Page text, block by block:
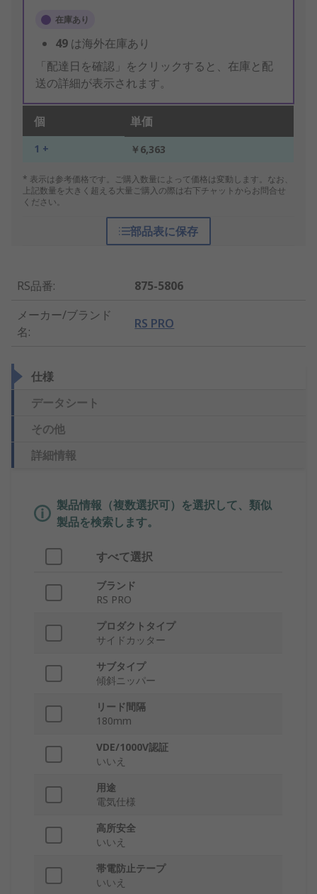
在庫あり
49 は海外在庫あり
「配達日を確認」をクリックすると、在庫と配
送の詳細が表示されます。
個 単価
1 + ￥6,363
* 表示は参考価格です。ご購入数量によって価格は変動します。なお、
上記数量を大きく超える大量ご購入の際は右下チャットからお問合せ
ください。
部品表に保存
RS品番:
875-5806
メーカー/ブランド
名:
RS PRO
仕様
データシート
その他
詳細情報
製品情報（複数選択可）を選択して、類似
製品を検索します。
すべて選択
ブランド
RS PRO
プロダクトタイプ
サイドカッター
サブタイプ
傾斜ニッパー
リード間隔
180mm
VDE/1000V認証
いいえ
用途
電気仕様
高所安全
いいえ
帯電防止テープ
いいえ